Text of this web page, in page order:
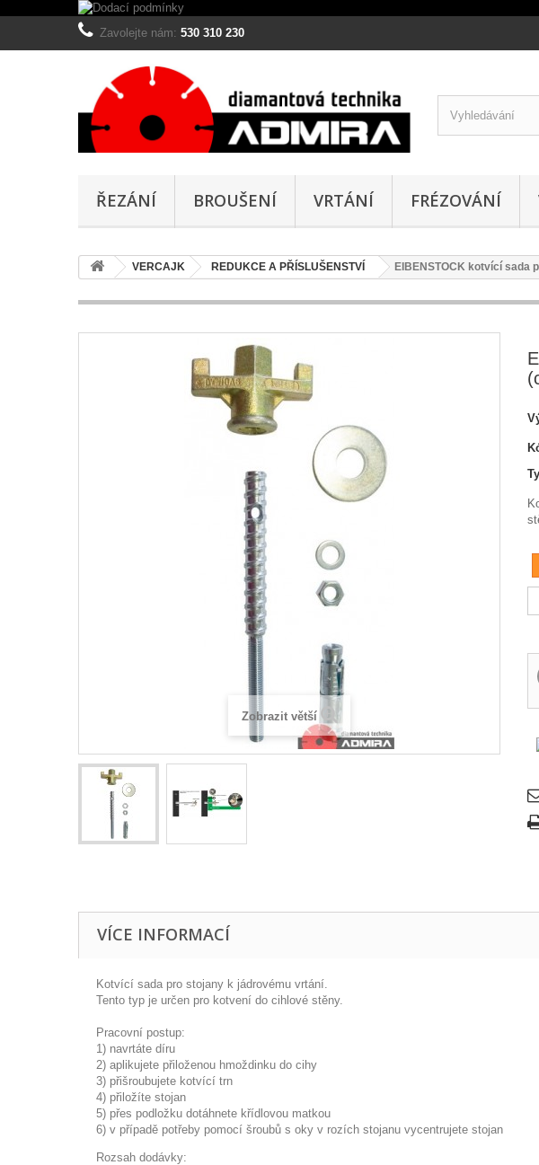
Zavolejte nám: 530 310 230
ŘEZÁNÍ BROUŠENÍ VRTÁNÍ FRÉZOVÁNÍ
VERCAJK REDUKCE A PŘÍSLUŠENSTVÍ EIBENSTOCK kotvící sada
Zobrazit větší
VÍCE INFORMACÍ
Kotvící sada pro stojany k jádrovému vrtání.
Tento typ je určen pro kotvení do cihlové stěny.
Pracovní postup:
1) navrtáte díru
2) aplikujete přiloženou hmoždinku do cihy
3) přišroubujete kotvící trn
4) přiložíte stojan
5) přes podložku dotáhnete křídlovou matkou
6) v případě potřeby pomocí šroubů s oky v rozích stojanu vycentrujete stojan
Rozsah dodávky: